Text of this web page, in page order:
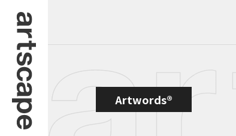
Artwords®